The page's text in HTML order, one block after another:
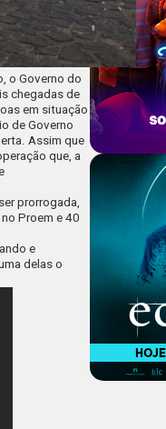
o Governo do
chegadas de
em situação
de Governo
Assim que
que, a
prorrogada,
Proem e 40
e
delas o